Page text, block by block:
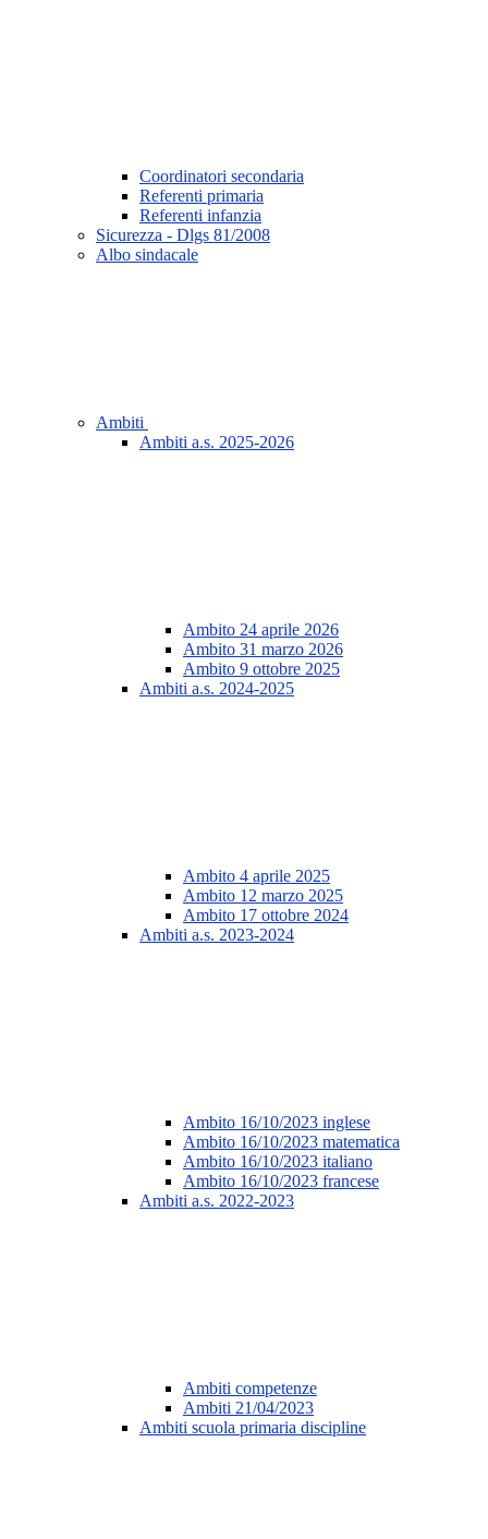
Coordinatori secondaria
Referenti primaria
Referenti infanzia
Sicurezza - Dlgs 81/2008
Albo sindacale
Ambiti
Ambiti a.s. 2025-2026
Ambito 24 aprile 2026
Ambito 31 marzo 2026
Ambito 9 ottobre 2025
Ambiti a.s. 2024-2025
Ambito 4 aprile 2025
Ambito 12 marzo 2025
Ambito 17 ottobre 2024
Ambiti a.s. 2023-2024
Ambito 16/10/2023 inglese
Ambito 16/10/2023 matematica
Ambito 16/10/2023 italiano
Ambito 16/10/2023 francese
Ambiti a.s. 2022-2023
Ambiti competenze
Ambiti 21/04/2023
Ambiti scuola primaria discipline